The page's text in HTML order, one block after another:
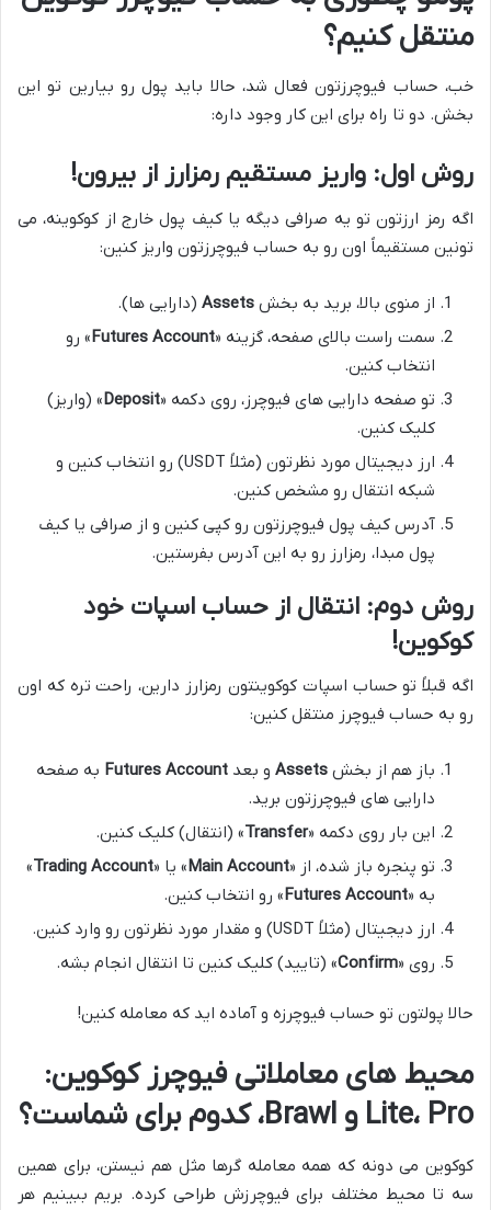
منتقل کنیم؟
خب، حساب فیوچرزتون فعال شد، حالا باید پول رو بیارین تو این
بخش. دو تا راه برای این کار وجود داره:
روش اول: واریز مستقیم رمزارز از بیرون!
اگه رمز ارزتون تو یه صرافی دیگه یا کیف پول خارج از کوکوینه، می
تونین مستقیماً اون رو به حساب فیوچرزتون واریز کنین:
از منوی بالا، برید به بخش Assets (دارایی ها).
سمت راست بالای صفحه، گزینه «Futures Account» رو
انتخاب کنین.
تو صفحه دارایی های فیوچرز، روی دکمه «Deposit» (واریز)
کلیک کنین.
ارز دیجیتال مورد نظرتون (مثلاً USDT) رو انتخاب کنین و
شبکه انتقال رو مشخص کنین.
آدرس کیف پول فیوچرزتون رو کپی کنین و از صرافی یا کیف
پول مبدا، رمزارز رو به این آدرس بفرستین.
روش دوم: انتقال از حساب اسپات خود
کوکوین!
اگه قبلاً تو حساب اسپات کوکوینتون رمزارز دارین، راحت تره که اون
رو به حساب فیوچرز منتقل کنین:
باز هم از بخش Assets و بعد Futures Account به صفحه
دارایی های فیوچرزتون برید.
این بار روی دکمه «Transfer» (انتقال) کلیک کنین.
تو پنجره باز شده، از «Main Account» یا «Trading Account
»
به «Futures Account» رو انتخاب کنین.
ارز دیجیتال (مثلاً USDT) و مقدار مورد نظرتون رو وارد کنین.
روی «Confirm» (تایید) کلیک کنین تا انتقال انجام بشه.
حالا پولتون تو حساب فیوچرزه و آماده اید که معامله کنین!
محیط های معاملاتی فیوچرز کوکوین:
Lite، Pro و Brawl، کدوم برای شماست؟
کوکوین می دونه که همه معامله گرها مثل هم نیستن، برای همین
سه تا محیط مختلف برای فیوچرزش طراحی کرده. بریم ببینیم هر